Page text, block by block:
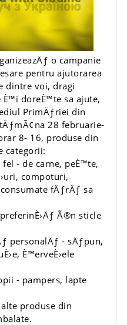
o campanie
pentru ajutorarea
dintre voi, dragi
È™i doreÈ™te sa ajute,
PrimÄƒriei din
28 februarie-
8- 16, produse din
categorii:
- de carne, peÈ™te,
compoturi,
fÄƒrÄƒ sa
Ã®n sticle
personalÄƒ - sÄƒpun,
È™erveÈ›ele
- pampers, lapte
produse din